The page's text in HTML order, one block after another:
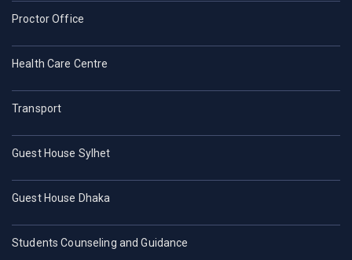
Proctor Office
Health Care Centre
Transport
Guest House Sylhet
Guest House Dhaka
Students Counseling and Guidance